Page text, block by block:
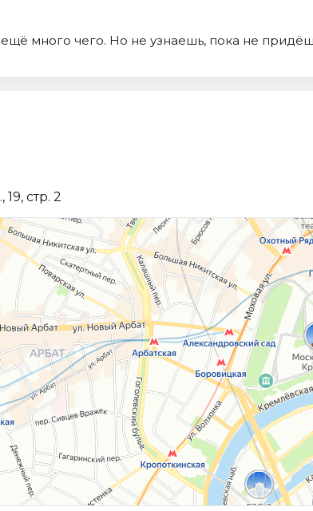
ещё много чего. Но не узнаешь, пока не
стр. 2